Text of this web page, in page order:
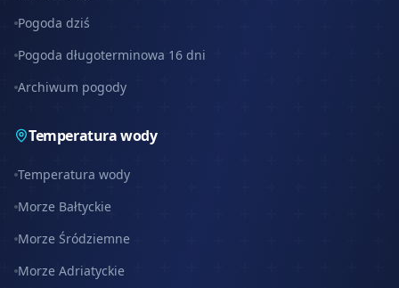
Pogoda dziś
Pogoda długoterminowa 16 dni
Archiwum pogody
Temperatura wody
Temperatura wody
Morze Bałtyckie
Morze Śródziemne
Morze Adriatyckie